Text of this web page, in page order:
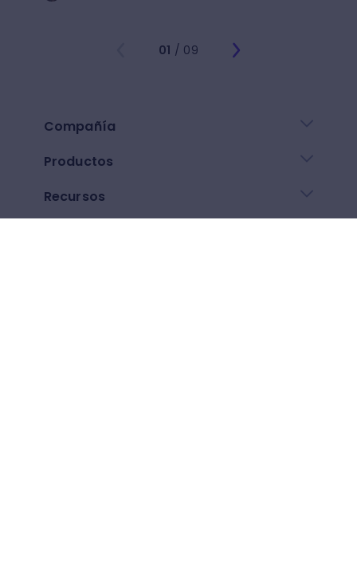
01 / 09
Compañía
Productos
Recursos